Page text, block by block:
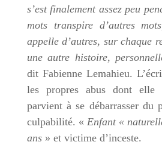
s’est finalement assez peu
mots transpire d’autres
appelle d’autres, sur chaque
une autre histoire,
dit Fabienne Lemahieu.
les propres abus dont
parvient à se débarrasser du
culpabilité. « Enfant «
ans» et victime d’inceste.